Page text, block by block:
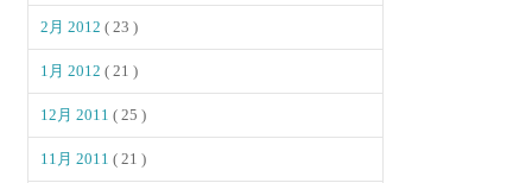
2月 2012( 23 )
1月 2012( 21 )
12月 2011( 25 )
11月 2011( 21 )